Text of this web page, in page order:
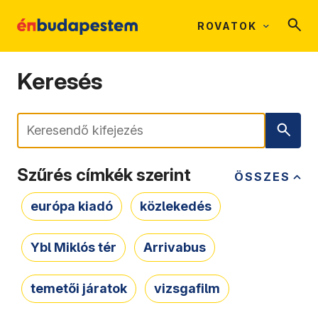
ROVATOK
Keresés
Keresés
ÖSSZES
Szűrés címkék szerint
európa kiadó közlekedés
Ybl Miklós tér Arrivabus
temetői járatok vizsgafilm